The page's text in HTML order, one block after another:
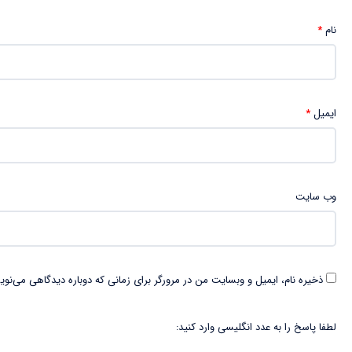
نام*
ایمیل*
وب‌ سایت
ذخیره نام، ایمیل و وبسایت من در مرورگر برای زمانی که دوباره دیدگاهی
لطفا پاسخ را به عدد انگلیسی وارد کنید: